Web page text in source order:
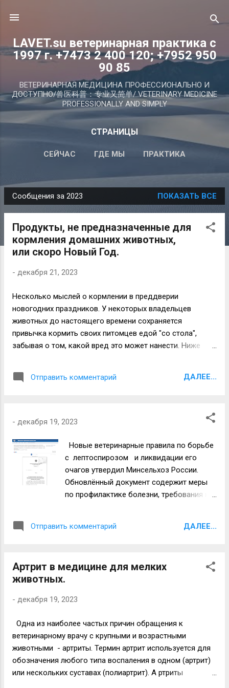
LAVET.su ветеринарная практика с
1997 г. +7473 2 400 120; +7952 950
90 85
ВЕТЕРИНАРНАЯ МЕДИЦИНА ПРОФЕССИОНАЛЬНО И
ДОСТУПНО/兽医科普：专业又简单/ VETERINARY MEDICINE
PROFESSIONALLY AND SIMPLY
СТРАНИЦЫ
СЕЙЧАС ГДЕ МЫ ПРАКТИКА
ID (ЧИП) ПОДРОБНЕЕ…
С
о
щ
Сообщения за 2023 ПОКАЗАТЬ ВСЕ
Продукты, не предназначенные для
кормления домашних животных,
или скоро Новый Год.
- декабря 21, 2023
Несколько мыслей о кормлении в преддверии
новогодних праздников. У некоторых владельцев
животных до настоящего времени сохраняется
привычка кормить своих питомцев едой "со стола",
забывая о том, какой вред это может нанести. Ниже
исключены из свободного доступа для животных.
опасной дозой. Теобромин, кофеин и другие
являются основными токсинами. Соединения
метилксантина могут вызывать учащенное
сердцебиение, аритмии, а при значительном приеме
внутрь могут привести к судорогам и смерти. Прием
небольших количеств может вызвать расстройство
тем он ...
Отправить комментарий ДАЛЕЕ...
- декабря 19, 2023
Новые ветеринарные правила по борьбе
с лептоспирозом и ликвидации его
очагов утвердил Минсельхоз России.
Обновлённый документ содержит меры
по профилактике болезни, требования к
ограничения и действия следуют при
плановых серологических исследований
животных-производителей следует
а коров, нетелей, овце- и козоматок,
свиноматок и кобыл – один раз в год.
Согласно новым ветправилам,
поступивших в хозяйство животных
следует держать на карантине 30 дней.
Отправить комментарий ДАЛЕЕ...
Артрит в медицине для мелких
животных.
- декабря 19, 2023
Одна из наиболее частых причин обращения к
ветеринарному врачу с крупными и возрастными
животными - артриты. Термин артрит используется для
обозначения любого типа воспаления в одном (артрит)
или нескольких суставах (полиартрит). А ртриты